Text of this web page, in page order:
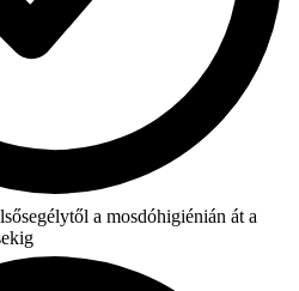
a mosdóhigiénián át a